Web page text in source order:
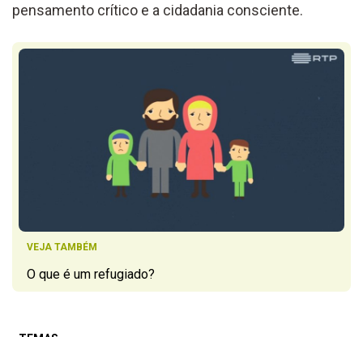
pensamento crítico e a cidadania consciente.
VEJA TAMBÉM
O que é um refugiado?